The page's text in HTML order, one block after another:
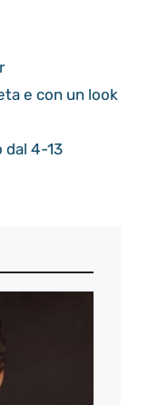
e con un look
dal 4-13